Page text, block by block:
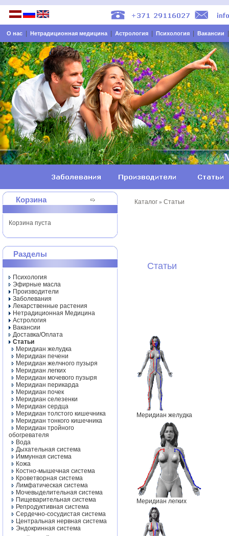
О нас Нетрадиционная медицина Астрология Психология Вакансии
Корзина
Корзина пуста
Разделы
Психология
Эфирные масла
Производители
Заболевания
Лекарственные растения
Нетрадиционная Медицина
Астрология
Вакансии
Доставка/Оплата
Статьи
Меридиан желудка
Меридиан печени
Меридиан желчного пузыря
Меридиан легких
Меридиан мочевого пузыря
Меридиан перикарда
Меридиан почек
Меридиан селезенки
Меридиан сердца
Меридиан толстого кишечника
Меридиан тонкого кишечника
Меридиан тройного
обогревателя
Вода
Дыхательная система
Иммунная система
Кожа
Костно-мышечная система
Кроветворная система
Лимфатическая система
Мочевыделительная система
Пищеварительная система
Репродуктивная система
Сердечно-сосудистая система
Центральная нервная система
Эндокринная система
Каталог » Статьи
Статьи
Меридиан желудка
Меридиан легких